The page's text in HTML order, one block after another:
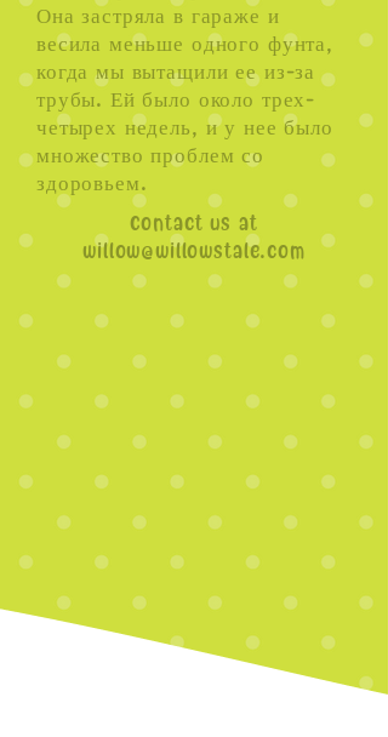
Она застряла в гараже и
весила меньше одного фунта,
когда мы вытащили ее из-за
трубы. Ей было около трех-
четырех недель, и у нее было
множество проблем со
здоровьем.
Contact us at
willow@willowstale.com